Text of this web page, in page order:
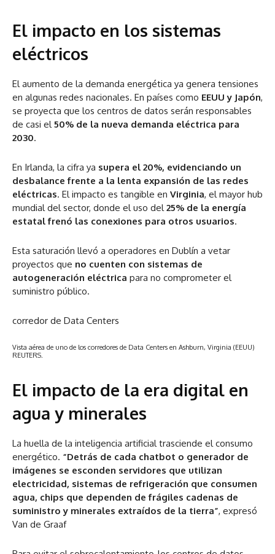
El impacto en los sistemas
eléctricos
El aumento de la demanda energética ya genera tensiones
en algunas redes nacionales. En países como EEUU y Japón,
se proyecta que los centros de datos serán responsables
de casi el50% de la nueva demanda eléctrica para
2030.
En Irlanda, la cifra ya supera el 20%, evidenciando un
desbalance frente a la lenta expansión de las redes
eléctricas. El impacto es tangible en Virginia, el mayor hub
mundial del sector, donde el uso del25% de la energía
estatal frenó las conexiones para otros usuarios.
Esta saturación llevó a operadores en Dublín a vetar
proyectos que no cuenten con sistemas de
autogeneración eléctrica para no comprometer el
suministro público.
corredor de Data Centers
Vista aérea de uno de los corredores de Data Centers en Ashburn, Virginia (EEUU)
REUTERS.
El impacto de la era digital en
agua y minerales
La huella de la inteligencia artificial trasciende el consumo
energético. “Detrás de cada chatbot o generador de
imágenes se esconden servidores que utilizan
electricidad, sistemas de refrigeración que consumen
agua, chips que dependen de frágiles cadenas de
suministro y minerales extraídos de la tierra”, expresó
Van de Graaf